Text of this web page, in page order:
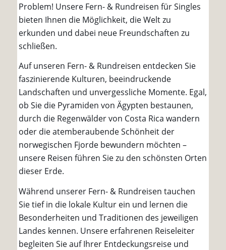
Problem! Unsere Fern- & Rundreisen für Singles
bieten Ihnen die Möglichkeit, die Welt zu
erkunden und dabei neue Freundschaften zu
schließen.
Auf unseren Fern- & Rundreisen entdecken Sie
faszinierende Kulturen, beeindruckende
Landschaften und unvergessliche Momente. Egal,
ob Sie die Pyramiden von Ägypten bestaunen,
durch die Regenwälder von Costa Rica wandern
oder die atemberaubende Schönheit der
norwegischen Fjorde bewundern möchten –
unsere Reisen führen Sie zu den schönsten Orten
dieser Erde.
Während unserer Fern- & Rundreisen tauchen
Sie tief in die lokale Kultur ein und lernen die
Besonderheiten und Traditionen des jeweiligen
Landes kennen. Unsere erfahrenen Reiseleiter
begleiten Sie auf Ihrer Entdeckungsreise und